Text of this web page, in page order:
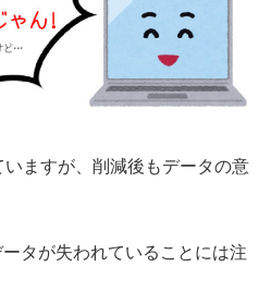
ますが、削減後もデータの意
タが失われていることには注